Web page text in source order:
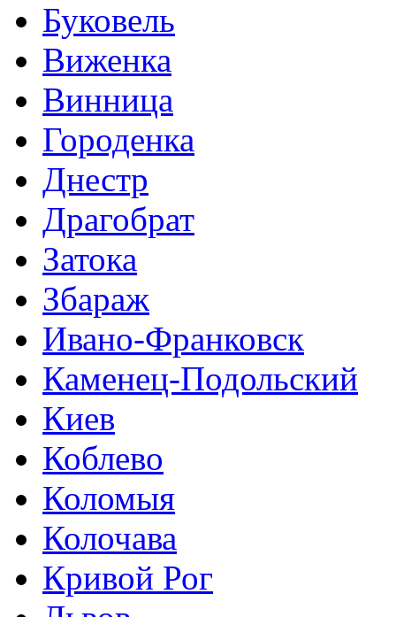
Буковель
Виженка
Винница
Городенка
Днестр
Драгобрат
Затока
Збараж
Ивано-Франковск
Каменец-Подольский
Киев
Коблево
Коломыя
Колочава
Кривой Рог